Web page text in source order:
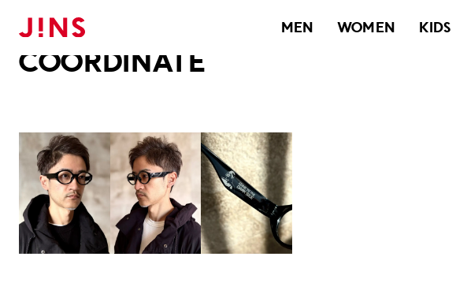
MEN WOMEN KIDS
メガネのJINS TOP
COORDINATE